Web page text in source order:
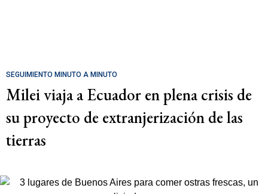
SEGUIMIENTO MINUTO A MINUTO
Milei viaja a Ecuador en plena crisis de
su proyecto de extranjerización de las
tierras